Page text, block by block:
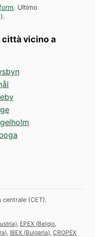
. Ultimo
).
vicino a
(CET).
) EPEX (Belgio,
) IBEX (Bulgaria) CROPEX